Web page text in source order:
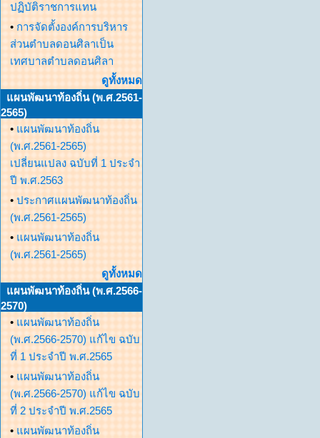
ปฏิบัติราชการแทน
• การจัดตั้งองค์การบริหาร
ส่วนตำบลดอนศิลาเป็น
เทศบาลตำบลดอนศิลา
ดูทั้งหมด
แผนพัฒนาท้องถิ่น (พ.ศ.2561-
2565)
• แผนพัฒนาท้องถิ่น
(พ.ศ.2561-2565)
เปลี่ยนแปลง ฉบับที่ 1 ประจำ
ปี พ.ศ.2563
• ประกาศแผนพัฒนาท้องถิ่น
(พ.ศ.2561-2565)
• แผนพัฒนาท้องถิ่น
(พ.ศ.2561-2565)
ดูทั้งหมด
แผนพัฒนาท้องถิ่น (พ.ศ.2566-
2570)
• แผนพัฒนาท้องถิ่น
(พ.ศ.2566-2570) แก้ไข ฉบับ
ที่ 1 ประจำปี พ.ศ.2565
• แผนพัฒนาท้องถิ่น
(พ.ศ.2566-2570) แก้ไข ฉบับ
ที่ 2 ประจำปี พ.ศ.2565
• แผนพัฒนาท้องถิ่น